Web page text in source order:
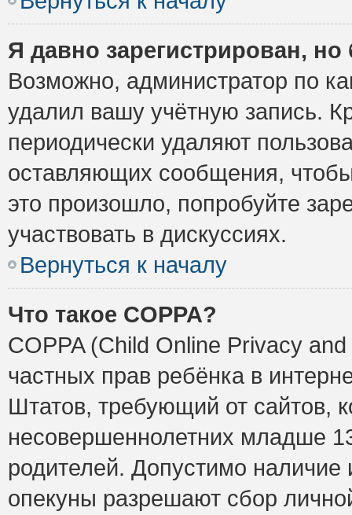
Я давно зарегистрирован,
Возможно, администратор по
удалил вашу учётную запись.
периодически удаляют
оставляющих сообщения,
это произошло, попробуйте
участвовать в дискуссиях.
Вернуться к началу
Что такое COPPA?
COPPA (Child Online Privacy
частных прав ребёнка в
Штатов, требующий от сайтов,
несовершеннолетних младше
родителей. Допустимо наличие
опекуны разрешают сбор